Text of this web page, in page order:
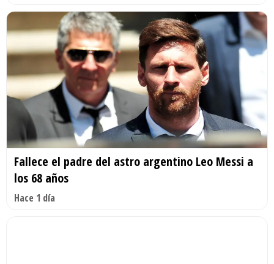
Fallece el padre del astro argentino Leo Messi a
los 68 años
Hace 1 día